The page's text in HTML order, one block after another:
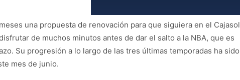
una propuesta de renovación para que siguiera en el Cajasol
de muchos minutos antes de dar el salto a la NBA, que es
Su progresión a lo largo de las tres últimas temporadas ha sido
mes de junio.